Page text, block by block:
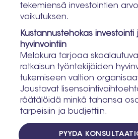
tekemiensä investointien
vaikutuksen.
Kustannustehokas investointi
hyvinvointiin
Melokura tarjoaa
ratkaisun työntekijöiden
tukemiseen valtion
Joustavat
räätälöidä minkä tahansa
tarpeisiin ja budjettiin.
PYYDÄ